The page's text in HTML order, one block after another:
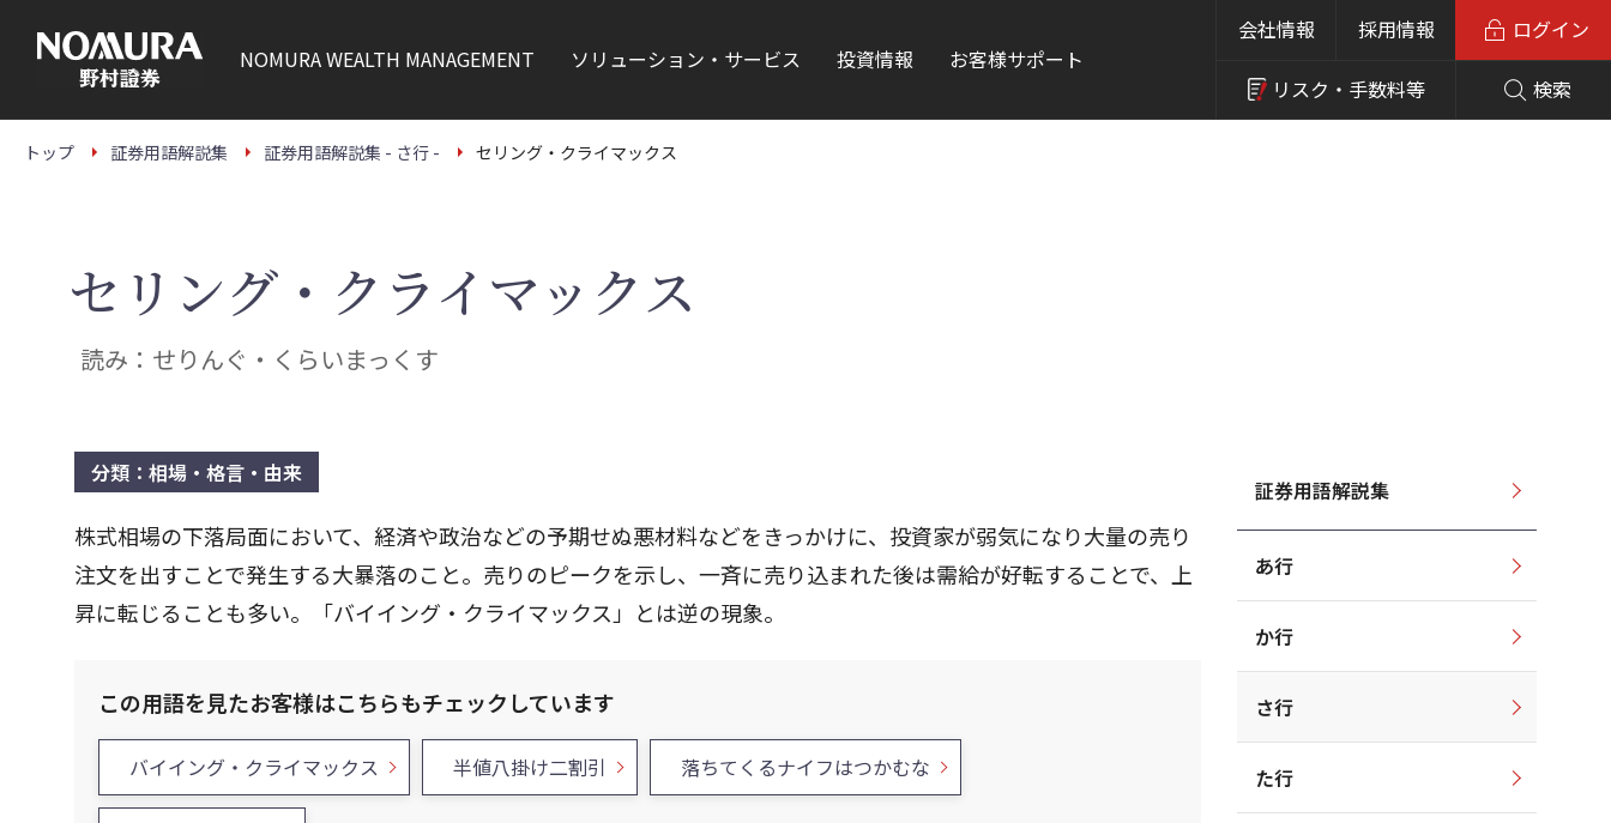
本
NOMURAWEALTH MANAGEMENT ソリューション・サービス 投資情報 お客様サポート
会社情報 採用情報
リスク・ 手数料等 検索
ログイン
トップ 証券用語解説集 証券用語解説集 - さ行 - セリング・クライマックス
セリング・クライマックス
読み：せりんぐ・くらいまっくす
分類：相場・格言・由来
株式相場の下落局面において、経済や政治などの予期せぬ悪材料などをきっかけに、投資家が弱気になり大量の売り
注文を出すことで発生する大暴落のこと。売りのピークを示し、一斉に売り込まれた後は需給が好転することで、上
昇に転じることも多い。「バイイング・クライマックス」とは逆の現象。
この用語を見たお客様はこちらもチェックしています
バイイング・クライマックス 半値八掛け二割引 落ちてくるナイフはつかむな
証券用語解説集
あ行
か行
さ行
た行